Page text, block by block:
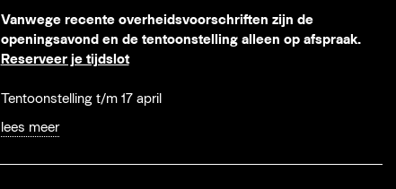
Vanwege recente overheidsvoorschriften zijn de
openingsavond en de tentoonstelling alleen op afspraak.
Reserveer je tijdslot
Tentoonstelling t/m 17 april
lees meer